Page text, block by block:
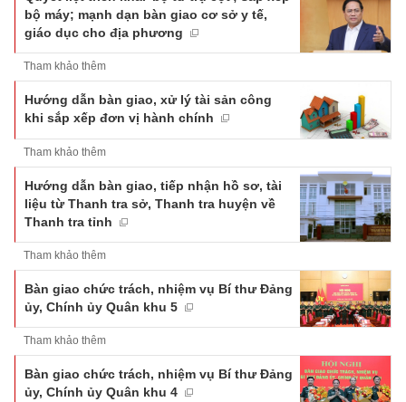
bộ máy; mạnh dạn bàn giao cơ sở y tế,
giáo dục cho địa phương
Tham khảo thêm
Hướng dẫn bàn giao, xử lý tài sản công
khi sắp xếp đơn vị hành chính
Tham khảo thêm
Hướng dẫn bàn giao, tiếp nhận hồ sơ, tài
liệu từ Thanh tra sở, Thanh tra huyện về
Thanh tra tỉnh
Tham khảo thêm
Bàn giao chức trách, nhiệm vụ Bí thư Đảng
ủy, Chính ủy Quân khu 5
Tham khảo thêm
Bàn giao chức trách, nhiệm vụ Bí thư Đảng
ủy, Chính ủy Quân khu 4